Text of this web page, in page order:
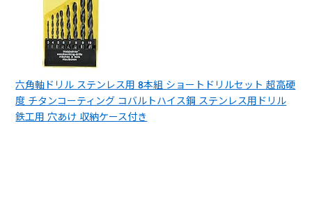
六角軸ドリル ステンレス用 8本組 ショートドリルセット 超高硬
度 チタンコーティング コバルトハイス鋼 ステンレス用ドリル
鉄工用 穴あけ 収納ケース付き